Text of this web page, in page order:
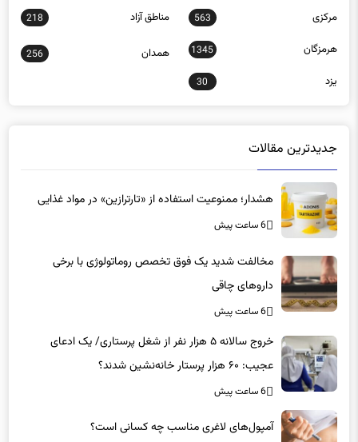
لرستان 1161 مازندران 897
مرکزی 563
218
1345
جدیدترین مقالات
هشدار؛ ممنوعیت استفاده از «تارترازین» در مواد غذایی
مخالفت شدید یک فوق تخصص روماتولوژی با برخی
داروهای چاقی
خروج سالانه ۵ هزار نفر از شغل پرستاری/ یک ادعای
عجیب: ۶۰ هزار پرستار خانه‌نشین شدند؟